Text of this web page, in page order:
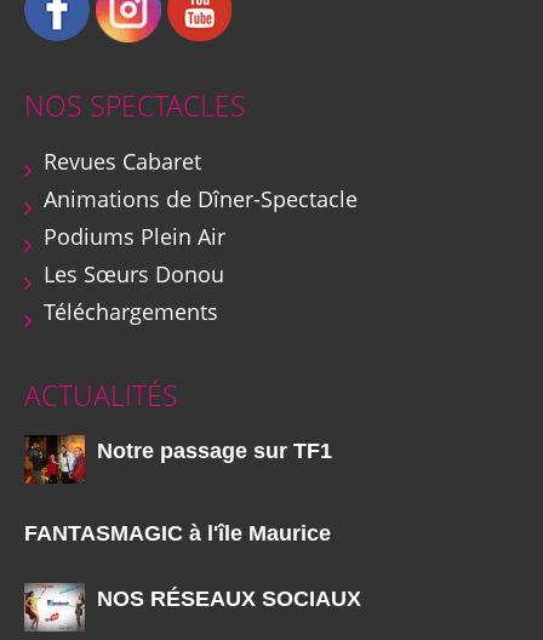
NOS SPECTACLES
Revues Cabaret
Animations de Dîner-Spectacle
Podiums Plein Air
Les Sœurs Donou
Téléchargements
ACTUALITÉS
Notre passage sur TF1
FANTASMAGIC à l'île Maurice
NOS RÉSEAUX SOCIAUX